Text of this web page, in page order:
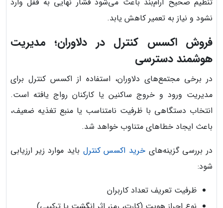
نشود و نیاز به تعمیر کاهش یابد.
فروش اکسس کنترل در دلاوران؛ مدیریت
هوشمند دسترسی
در برخی مجتمع‌های دلاوران، استفاده از اکسس کنترل برای
مدیریت ورود و خروج ساکنین یا کارکنان رواج یافته است.
انتخاب دستگاهی با ظرفیت نامتناسب یا منبع تغذیه ضعیف،
باعث ایجاد خطاهای متناوب خواهد شد.
در بررسی گزینه‌های خرید اکسس کنترل باید موارد زیر ارزیابی
شود:
ظرفیت تعریف تعداد کاربران